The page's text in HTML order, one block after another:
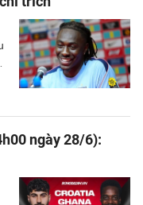
ngày 28/6):